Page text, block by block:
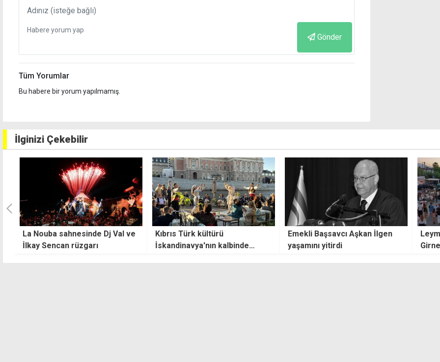
Gönder
Tüm Yorumlar
Bu habere bir yorum yapılmamış.
İlginizi Çekebilir
Kıbrıs Türk kültürü
İskandinavya'nın kalbinde
Emekli Başsavcı Aşkan İlgen
yaşamını yitirdi
Leymosunlular 11'inci kez
Girne'de buluştu
Usta